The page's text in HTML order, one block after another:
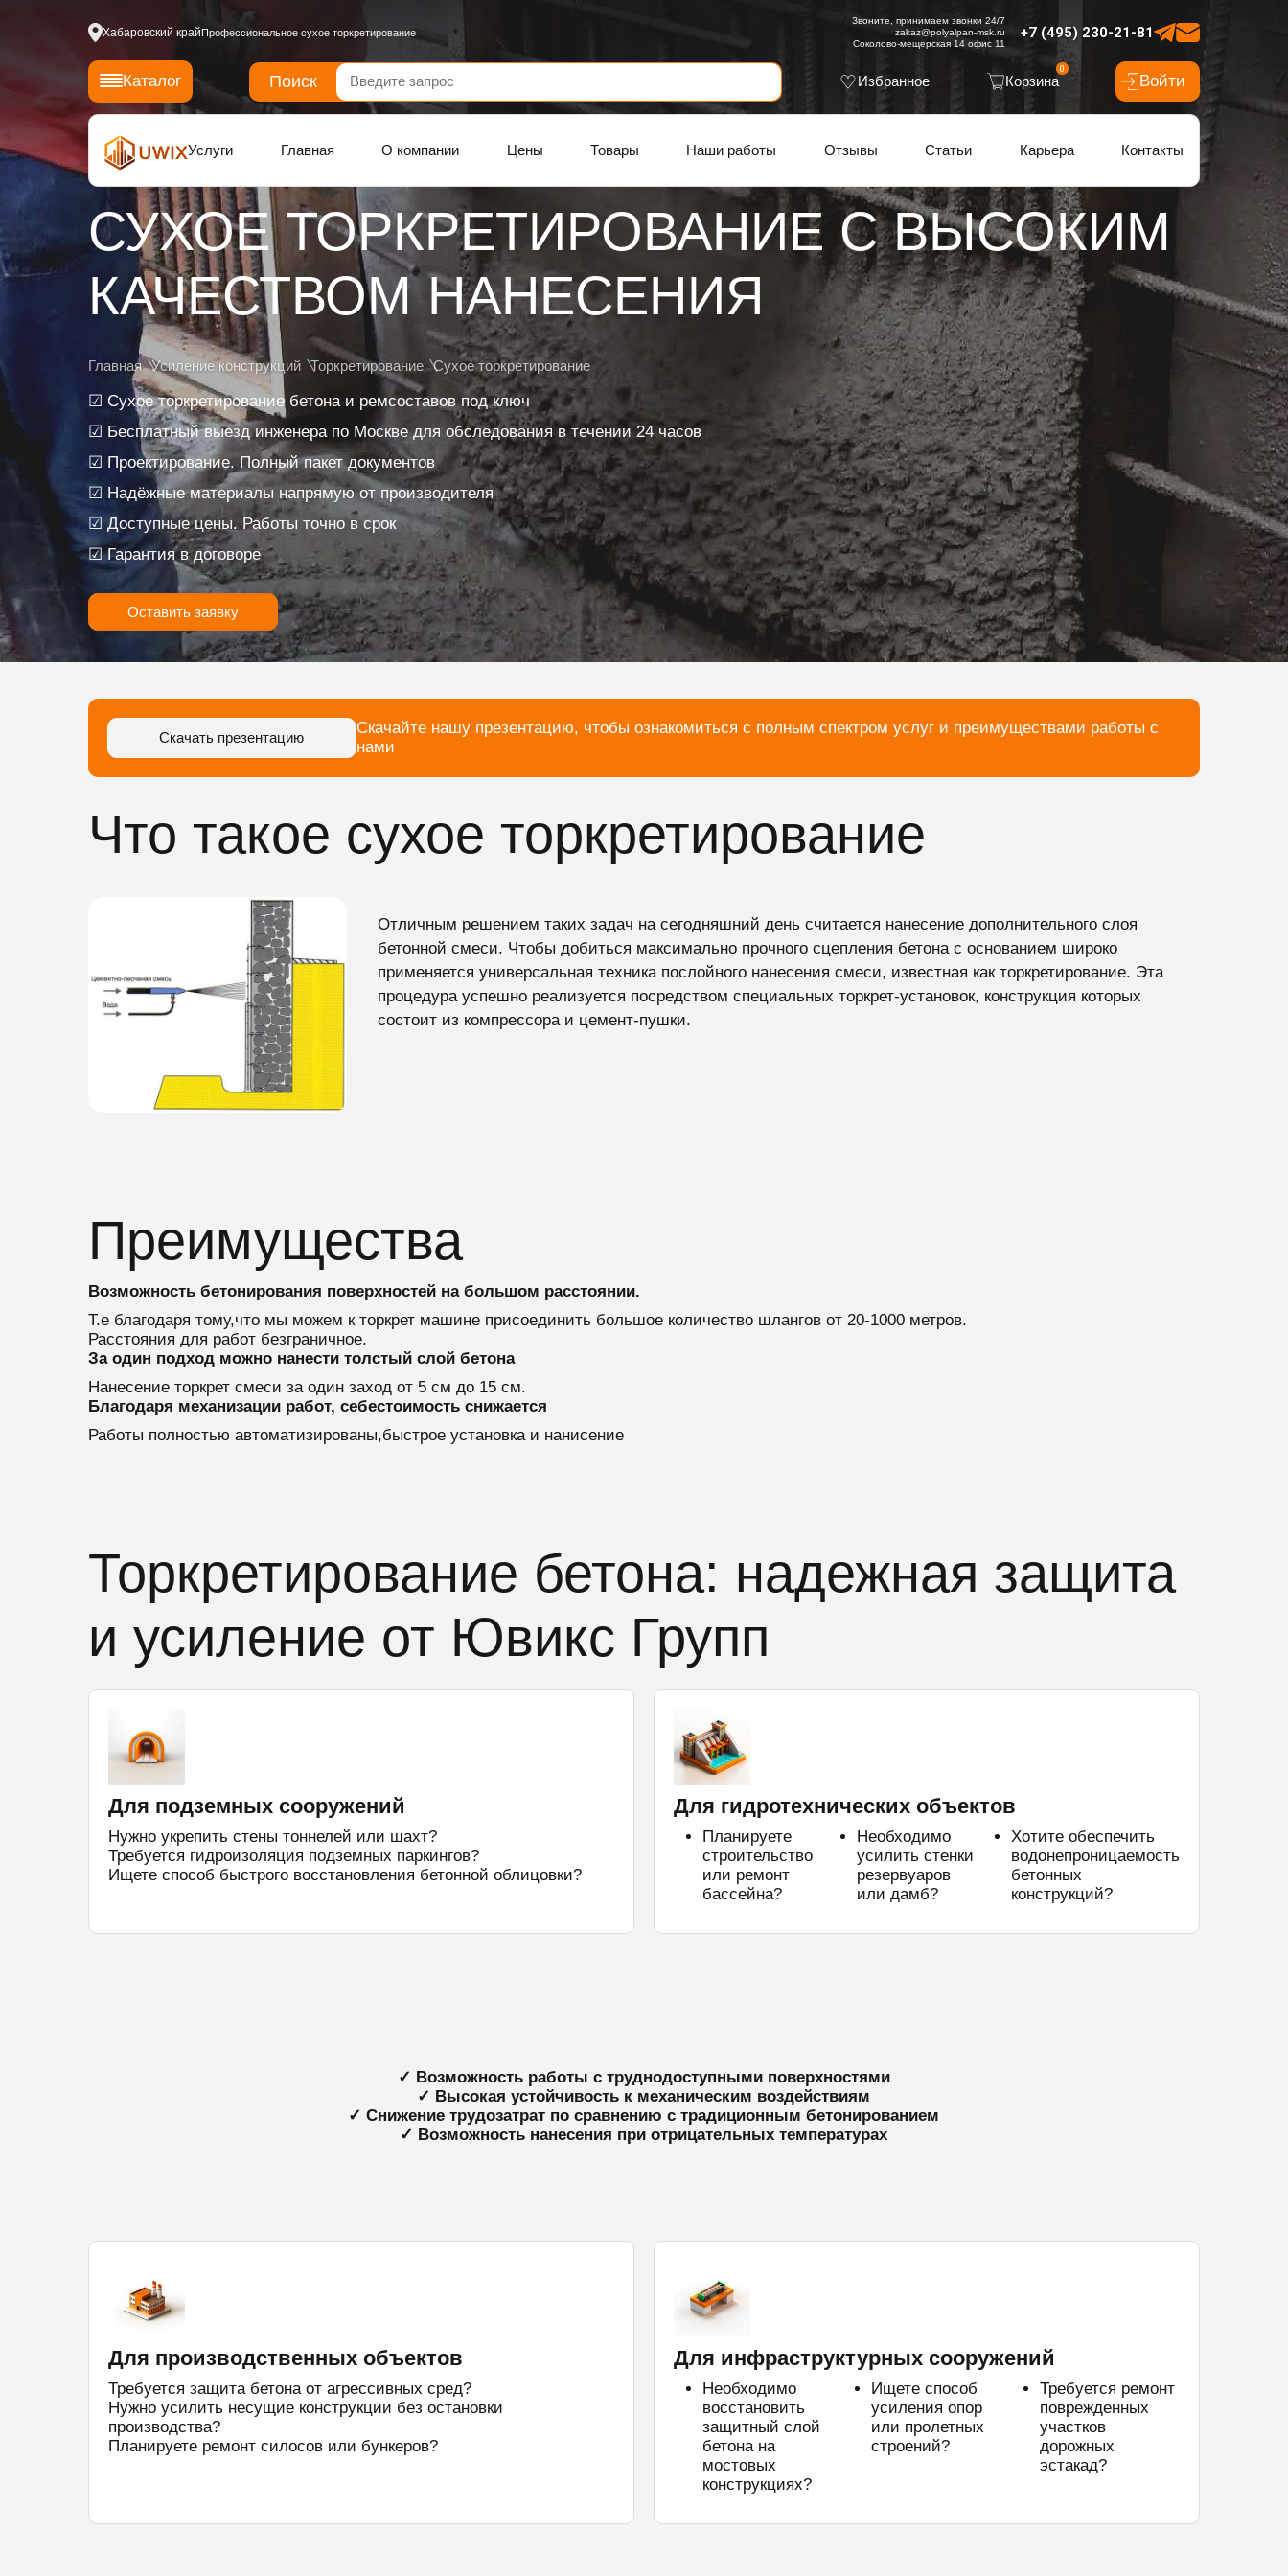
Хабаровский крайПрофессиональное сухое торкретирование +7 (495) 230-21-81
Звоните, принимаем звонки 24/7
zakaz@polyalpan-msk.ru
Соколово-мещерская 14 офис 11
Каталог Поиск Избранное Корзина
0
Войти
Услуги Главная О компании Цены Товары Наши работы Отзывы Статьи Карьера Контакты
СУХОЕ ТОРКРЕТИРОВАНИЕ С ВЫСОКИМ
КАЧЕСТВОМ НАНЕСЕНИЯ
Главная Усиление конструкций Торкретирование Сухое торкретирование
☑ Сухое торкретирование бетона и ремсоставов под ключ
☑ Бесплатный выезд инженера по Москве для обследования в течении 24 часов
☑ Проектирование. Полный пакет документов
☑ Надёжные материалы напрямую от производителя
☑ Доступные цены. Работы точно в срок
☑ Гарантия в договоре
Оставить заявку
Скачать презентацию
Скачайте нашу презентацию, чтобы ознакомиться с полным спектром услуг и преимуществами работы с
нами
Что такое сухое торкретирование
Отличным решением таких задач на сегодняшний день считается нанесение дополнительного слоя
бетонной смеси. Чтобы добиться максимально прочного сцепления бетона с основанием широко
применяется универсальная техника послойного нанесения смеси, известная как торкретирование. Эта
процедура успешно реализуется посредством специальных торкрет-установок, конструкция которых
состоит из компрессора и цемент-пушки.
Преимущества
Возможность бетонирования поверхностей на большом расстоянии.
Т.е благодаря тому,что мы можем к торкрет машине присоединить большое количество шлангов от 20-1000 метров.
Расстояния для работ безграничное.
За один подход можно нанести толстый слой бетона
Нанесение торкрет смеси за один заход от 5 см до 15 см.
Благодаря механизации работ, себестоимость снижается
Работы полностью автоматизированы,быстрое установка и нанисение
Торкретирование бетона: надежная защита
и усиление от Ювикс Групп
Для подземных сооружений
Нужно укрепить стены тоннелей или шахт?
Требуется гидроизоляция подземных паркингов?
Ищете способ быстрого восстановления бетонной облицовки?
Для гидротехнических объектов
Планируете
строительство
или ремонт
бассейна?
Необходимо
усилить стенки
резервуаров
или дамб?
Хотите обеспечить
водонепроницаемость
бетонных
конструкций?
✓ Возможность работы с труднодоступными поверхностями
✓ Высокая устойчивость к механическим воздействиям
✓ Снижение трудозатрат по сравнению с традиционным бетонированием
✓ Возможность нанесения при отрицательных температурах
Для производственных объектов
Требуется защита бетона от агрессивных сред?
Нужно усилить несущие конструкции без остановки
производства?
Планируете ремонт силосов или бункеров?
Для инфраструктурных сооружений
Необходимо
восстановить
защитный слой
бетона на
мостовых
конструкциях?
Ищете способ
усиления опор
или пролетных
строений?
Требуется ремонт
поврежденных
участков
дорожных
эстакад?